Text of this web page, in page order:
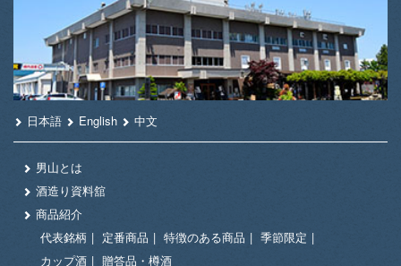
日本語 English 中文
男山とは
酒造り資料舘
商品紹介
代表銘柄
定番商品 特徴のある商品
季節限定
カップ酒
贈答品・樽酒